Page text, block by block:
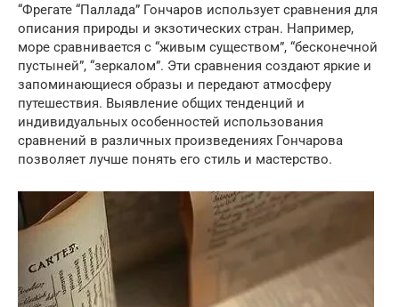
“Фрегате “Паллада” Гончаров использует сравнения для
описания природы и экзотических стран. Например,
море сравнивается с “живым существом”, “бесконечной
пустыней”, “зеркалом”. Эти сравнения создают яркие и
запоминающиеся образы и передают атмосферу
путешествия. Выявление общих тенденций и
индивидуальных особенностей использования
сравнений в различных произведениях Гончарова
позволяет лучше понять его стиль и мастерство.